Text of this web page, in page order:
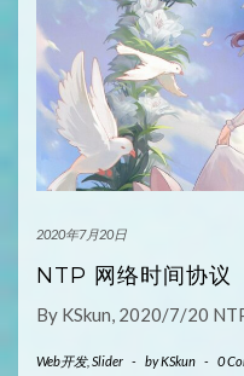
2020年7月20日
NTP 网络时间协议
By KSkun, 2020/7/20
Web开发, Slider - byKSkun - 0